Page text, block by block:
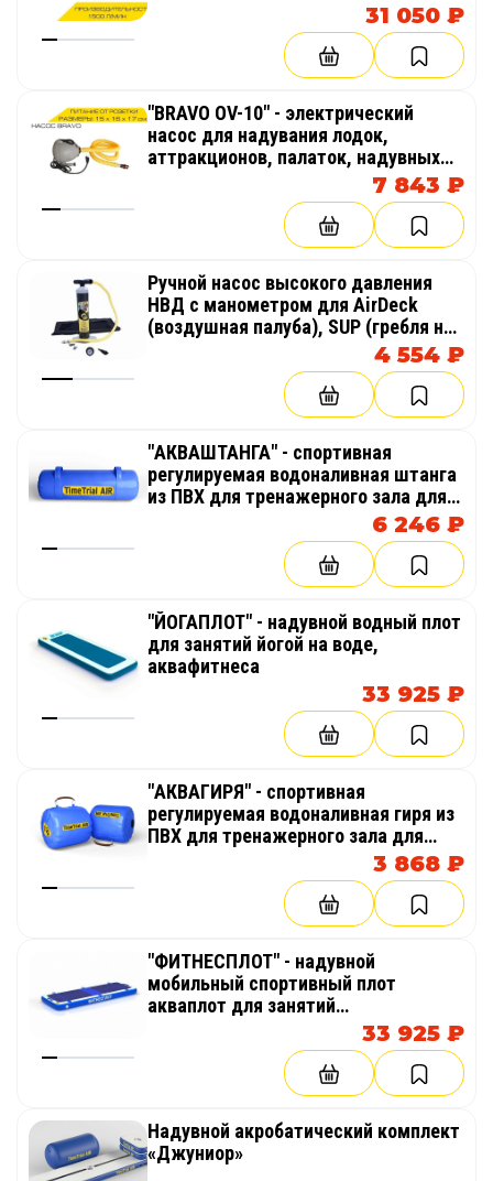
31 050 ₽
"BRAVO OV-10" - электрический
насос для надувания лодок,
аттракционов, палаток, надувных
7 843 ₽
Ручной насос высокого давления
НВД с манометром для AirDeck
(воздушная палуба), SUP (гребля на
4 554 ₽
"АКВАШТАНГА" - спортивная
регулируемая водоналивная штанга
из ПВХ для тренажерного зала для
тренировки кора, для спорта,
фитнеса, кросфита
6 246 ₽
"ЙОГАПЛОТ" - надувной водный плот
для занятий йогой на воде,
аквафитнеса
33 925 ₽
"АКВАГИРЯ" - спортивная
регулируемая водоналивная гиря из
ПВХ для тренажерного зала для
тренировки кора, для спорта,
фитнеса, кросфита
3 868 ₽
"ФИТНЕСПЛОТ" - надувной
мобильный спортивный плот
акваплот для занятий
аквафитнесом в бассейне на воде
33 925 ₽
Надувной акробатический комплект
«Джуниор»